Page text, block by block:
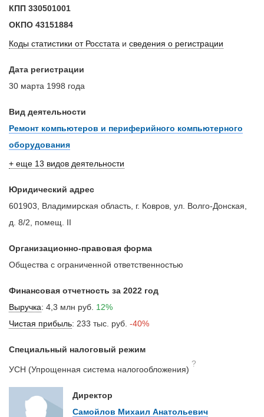
КПП 330501001
ОКПО 43151884
Коды статистики от Росстата и сведения о регистрации
Дата регистрации
30 марта 1998 года
Вид деятельности
Ремонт компьютеров и периферийного компьютерного
оборудования
+ еще 13 видов деятельности
Юридический адрес
601903, Владимирская область, г. Ковров, ул. Волго-Донская,
д. 8/2, помещ. II
Организационно-правовая форма
Общества с ограниченной ответственностью
Финансовая отчетность за 2022 год
Выручка: 4,3 млн руб. 12%
Чистая прибыль: 233 тыс. руб. -40%
Специальный налоговый режим
УСН (Упрощенная система налогообложения)
?
Директор
Самойлов Михаил Анатольевич